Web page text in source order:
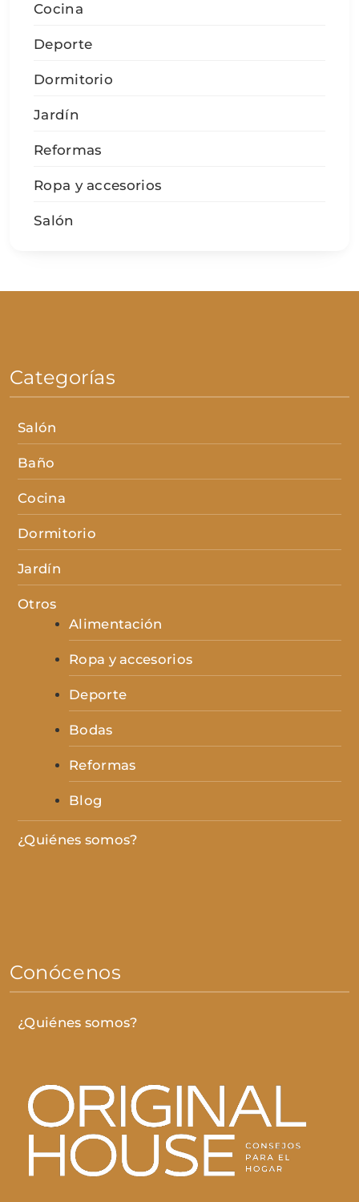
Cocina
Deporte
Dormitorio
Jardín
Reformas
Ropa y accesorios
Salón
Categorías
Salón
Baño
Cocina
Dormitorio
Jardín
Otros
Alimentación
Ropa y accesorios
Deporte
Bodas
Reformas
Blog
¿Quiénes somos?
Conócenos
¿Quiénes somos?